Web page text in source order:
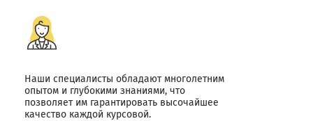
Наши специалисты обладают многолетним
опытом и глубокими знаниями, что
позволяет им гарантировать высочайшее
качество каждой курсовой.